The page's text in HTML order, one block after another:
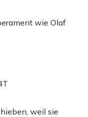
wie Olaf
weil sie